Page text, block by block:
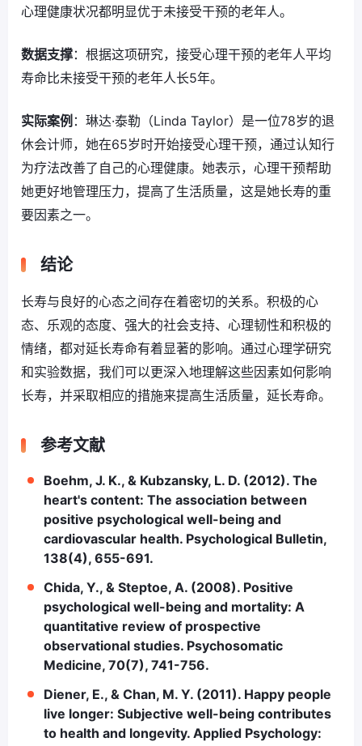
心理健康状况都明显优于未接受干预的老年人。
数据支撑：根据这项研究，接受心理干预的老年人平均
寿命比未接受干预的老年人长5年。
实际案例 ：琳达·泰勒（Linda Taylor）是一位78岁的退
休会计师，她在65岁时开始接受心理干预，通过认知行
为疗法改善了自己的心理健康。她表示，心理干预帮助
她更好地管理压力，提高了生活质量，这是她长寿的重
要因素之一。
结论
长寿与良好的心态之间存在着密切的关系。积极的心
态、乐观的态度、强大的社会支持、心理韧性和积极的
情绪，都对延长寿命有着显著的影响。通过心理学研究
和实验数据，我们可以更深入地理解这些因素如何影响
长寿，并采取相应的措施来提高生活质量，延长寿命。
参考文献
Boehm, J. K., & Kubzansky, L. D. (2012). The
heart's content: The association between
positive psychological well-being and
cardiovascular health. Psychological Bulletin,
138(4), 655-691.
Chida, Y., & Steptoe, A. (2008). Positive
psychological well-being and mortality: A
quantitative review of prospective
observational studies. Psychosomatic
Medicine, 70(7), 741-756.
Diener, E., & Chan, M. Y. (2011). Happy people
live longer: Subjective well-being contributes
to health and longevity. Applied Psychology: